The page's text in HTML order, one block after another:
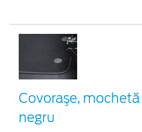
Covoraşe,
negru